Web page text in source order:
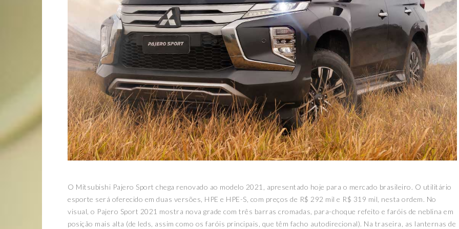
O Mitsubishi Pajero Sport chega renovado ao modelo 2021, apresentado hoje para o mercado brasileiro. O utilitário
esporte será oferecido em duas versões, HPE e HPE-S, com preços de R$ 292 mil e R$ 319 mil, nesta ordem. No
visual, o Pajero Sport 2021 mostra nova grade com três barras cromadas, para-choque refeito e faróis de neblina em
posição mais alta (de leds, assim como os faróis principais, que têm facho autodirecional). Na traseira, as lanternas de